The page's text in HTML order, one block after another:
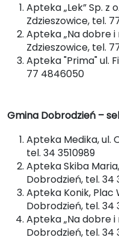
Apteka „Lek” Sp. z
Zdzieszowice, tel.
Apteka „Na dobre i
Zdzieszowice, tel.
Apteka "Prima" ul.
77 4846050
Gmina Dobrodzień –
Apteka Medika, ul.
tel. 34 3510989
Apteka Skiba
Dobrodzień, tel. 34
Apteka Konik, Plac
Dobrodzień, tel. 34
Apteka „Na dobre i
Dobrodzień, tel. 34